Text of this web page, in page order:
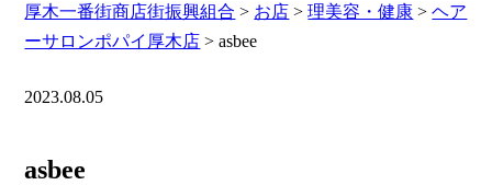
厚木一番街商店街振興組合 > お店 >理美容・健康 >ヘア
ーサロンポパイ厚木店 >asbee
2023.08.05
asbee